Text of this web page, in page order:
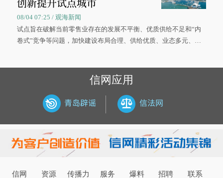
08/04 07:25 / 观海新闻
试点旨在破解当前零售业存在的发展不平衡、优质供给不足和“内
卷式”竞争等问题，加快建设布局合理、供给优质、业态多元、智
信网应用
信网 资源 传播力 服务 爆料 招聘 联系